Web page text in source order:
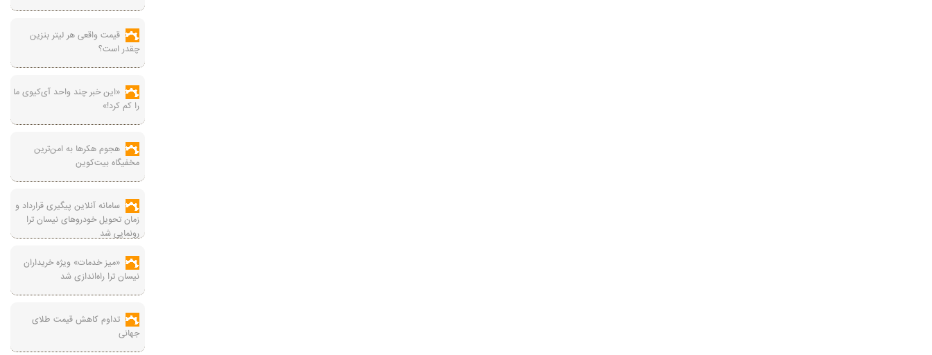
قیمت واقعی هر لیتر بنزین
چقدر است؟
«این خبر چند واحد آی‌کیوی ما
را کم کرد!»
هجوم هکرها به امن‌ترین
مخفیگاه بیت‌کوین
سامانه آنلاین پیگیری قرارداد‌ و
زمان تحویل خودرو‌های نیسان ترا
رونمایی شد
«میز خدمات» ویژه خریداران
نیسان ترا راه‌اندازی شد
تداوم کاهش قیمت طلای
جهانی